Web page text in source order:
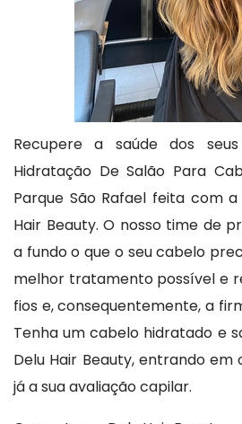
Recupere a saúde dos
Hidratação De Salão Para
Parque São Rafael feita com
Hair Beauty. O nosso time de
a fundo o que o seu cabelo
melhor tratamento possível e
fios e, consequentemente, a
Tenha um cabelo hidratado e
Delu Hair Beauty, entrando
já a sua avaliação capilar.